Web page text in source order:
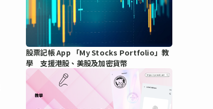
股票記帳 App 「My Stocks Portfolio」教
學 支援港股、美股及加密貨幣